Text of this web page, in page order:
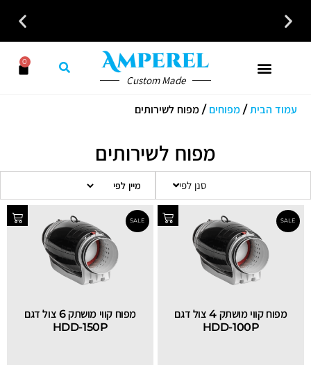
כל פתרונות האוורור והחימום במקום אחד לבית לעסק ולמשרד
Custom Made
0
עמוד הבית / מפוחים / מפוח לשירותים
מפוח לשירותים
סנן לפי
מפוח קווי מושתק 4 צול דגם
HDD-100P
מפוח קווי מושתק 6 צול דגם
HDD-150P